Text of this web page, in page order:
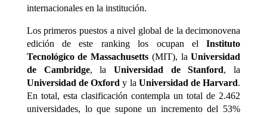
internacionales en la institución.
Los primeros puestos a nivel global de la decimonovena
edición de este ranking los ocupan elInstituto
Tecnológico de Massachusetts (MIT), laUniversidad
de Cambridge, la Universidad de Stanford, la
Universidad de Oxford y la Universidad de Harvard.
En total, esta clasificación contempla un total de 2.462
universidades, lo que supone un incremento del 53%